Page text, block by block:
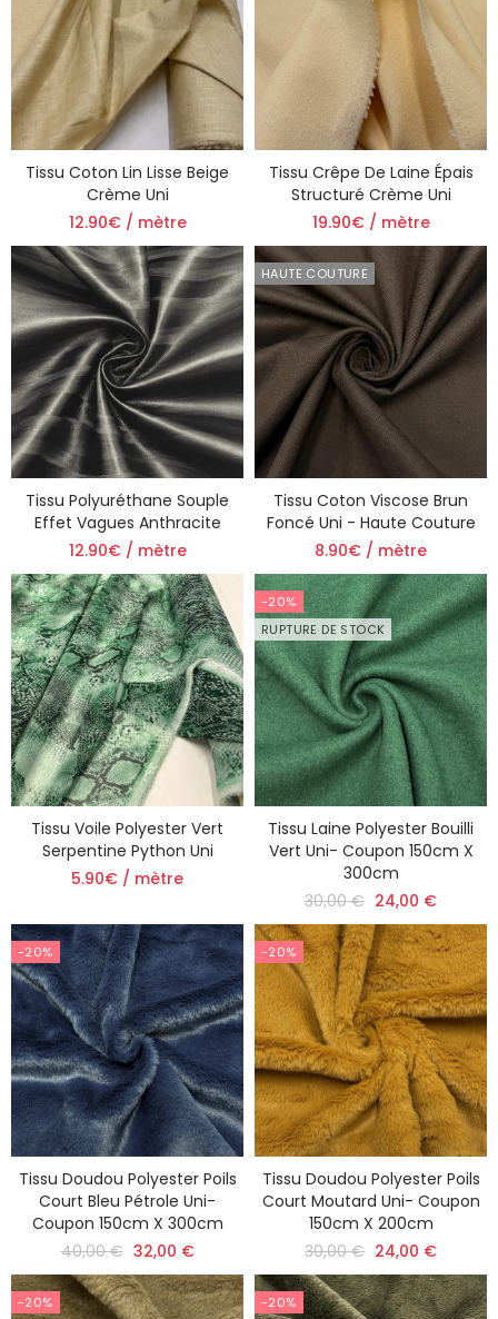
Tissu Coton Lin Lisse Beige
Crème Uni
12.90€ / mètre
Tissu Crêpe De Laine Épais
Structuré Crème Uni
19.90€ / mètre
Tissu Polyuréthane Souple
Effet Vagues Anthracite
12.90€ / mètre
HAUTE COUTURE
Tissu Coton Viscose Brun
Foncé Uni - Haute Couture
8.90€ / mètre
Tissu Voile Polyester Vert
Serpentine Python Uni
5.90€ / mètre
-20%
RUPTURE DE STOCK
Tissu Laine Polyester Bouilli
Vert Uni- Coupon 150cm X
300cm
30,00 € 24,00 €
-20%
Tissu Doudou Polyester Poils
Court Bleu Pétrole Uni-
Coupon 150cm X 300cm
40,00 € 32,00 €
-20%
Tissu Doudou Polyester Poils
Court Moutard Uni- Coupon
150cm X 200cm
30,00 € 24,00 €
-20%
-20%